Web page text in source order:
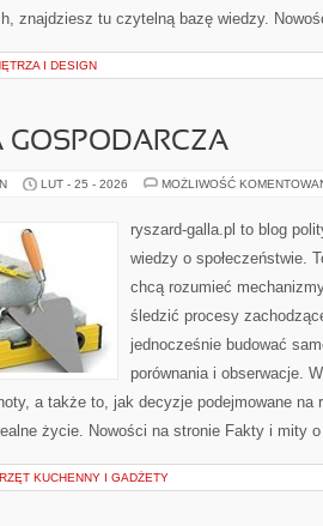
znajdziesz tu czytelną bazę wiedzy.
I DESIGN
GOSPODARCZA
LUT - 25 - 2026 MOŻLIWOŚĆ
ryszard-galla.pl to blog
wiedzy o społeczeństwie.
chcą rozumieć
śledzić procesy
jednocześnie budować
porównania i obserwacje.
a także to, jak decyzje podejmowane na
życie. Nowości na stronie Fakty i
KUCHENNY I GADŻETY